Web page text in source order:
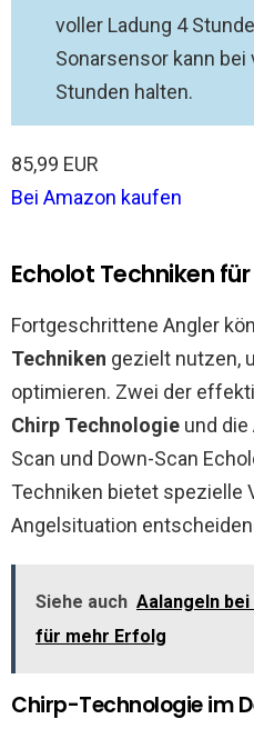
voller Ladung 4
Sonarsensor kann bei
Stunden halten.
85,99 EUR
Bei Amazon kaufen
Echolot Techniken
Fortgeschrittene Angler
Techniken gezielt nutzen,
optimieren. Zwei der
Chirp Technologie und die
Scan und Down-Scan
Techniken bietet spezielle
Angelsituation
Siehe auch Aalangeln
für mehr Erfolg
Chirp-Technologie im